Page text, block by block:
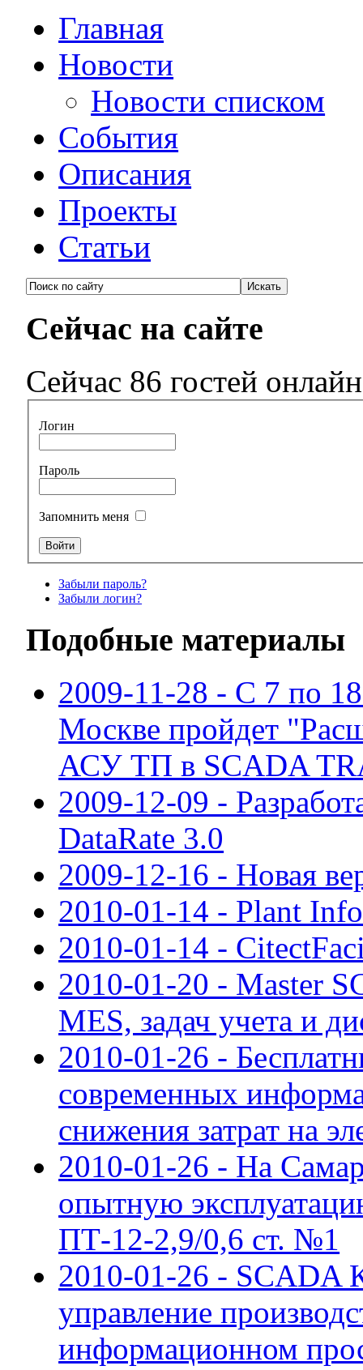
Главная
Новости
Новости списком
События
Описания
Проекты
Статьи
Сейчас на сайте
Сейчас 86 гостей онлайн
Логин
Пароль
Запомнить меня
Забыли пароль?
Забыли логин?
Подобные материалы
2009-11-28 - С 7 по 18
Москве пройдет
АСУ ТП в SCADA
2009-12-09 -
DataRate 3.0
2009-12-16 - Новая
2010-01-14 - Plant
2010-01-14 -
2010-01-20 - Master
MES, задач учета и
2010-01-26 -
современных
снижения затрат на
2010-01-26 - На
опытную
ПТ-12-2,9/0,6 ст. №1
2010-01-26 -
управление
информационном